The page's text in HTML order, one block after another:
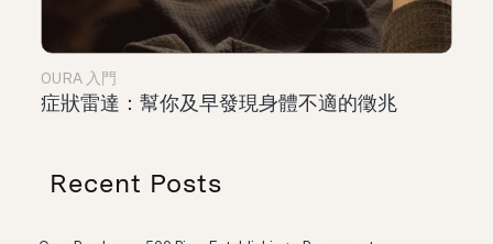
OURA 入門
症狀雷達：幫你及早發現身體不適的徵兆
Recent Posts